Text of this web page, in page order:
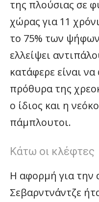
της πλούσιας σε
χώρας για 11
το 75% των ψήφων
ελλείψει
κατάφερε είναι
πρόθυρα της
ο ίδιος και η
πάμπλουτοι.
Κάτω οι κλέφτες
Η αφορμή για την
Σεβαρντνάντζε